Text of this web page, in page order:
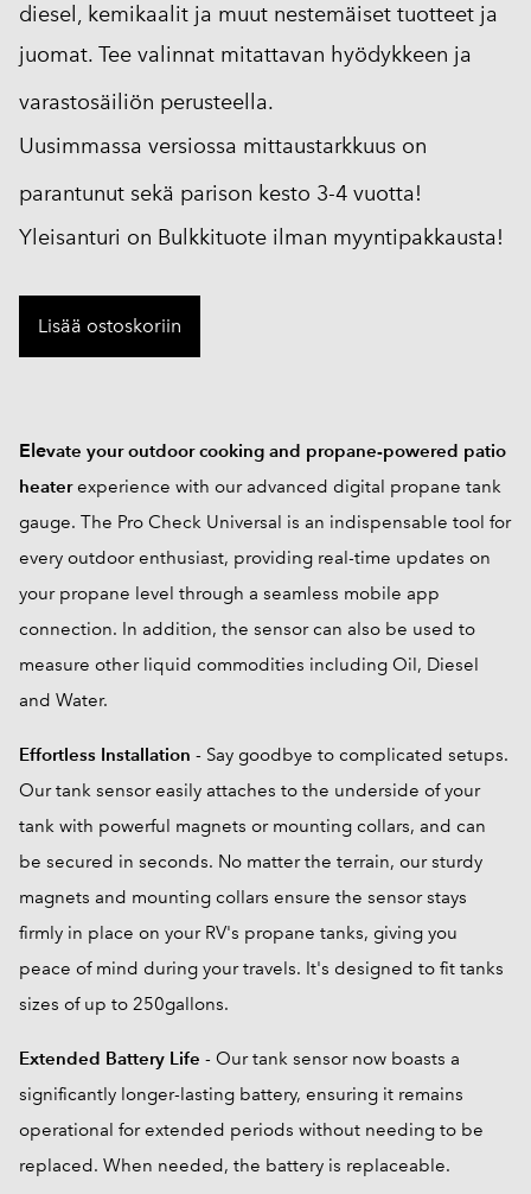
Elevate your outdoor cooking and propane-powered patio
heaterexperience with our advanced digital propane tank
gauge. The Pro Check Universal is an indispensable tool for
every outdoor enthusiast, providing real-time updates on
your propane level through a seamless mobile app
connection. In addition, the sensor can also be used to
measure other liquid commodities including Oil, Diesel
and Water.
Effortless Installation - Say goodbye to complicated setups.
Our tank sensor easily attaches to the underside of your
tank with powerful magnets or mounting collars, and can
be secured in seconds. No matter the terrain, our sturdy
magnets and mounting collars ensure the sensor stays
firmly in place on your RV's propane tanks, giving you
peace of mind during your travels. It's designed to fit tanks
sizes of up to 250gallons.
Extended Battery Life - Our tank sensor now boasts a
significantly longer-lasting battery, ensuring it remains
operational for extended periods without needing to be
replaced. When needed, the battery is replaceable.
diesel, kemikaalit ja muut nestemäiset tuotteet ja
juomat. Tee valinnat mitattavan hyödykkeen ja
varastosäiliön perusteella.
Uusimmassa versiossa mittaustarkkuus on
parantunut sekä parison kesto 3-4 vuotta!
Yleisanturi on Bulkkituote ilman myyntipakkausta!
Lisää ostoskoriin